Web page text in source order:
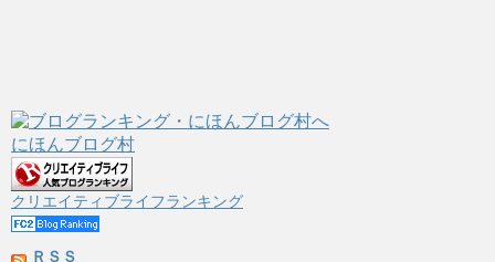
にほんブログ村
クリエイティブライフランキング
ＲＳＳ